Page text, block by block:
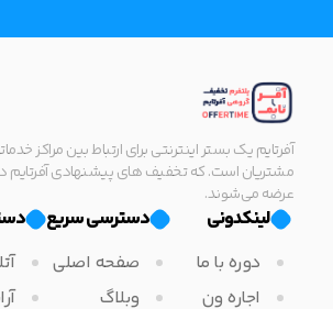
آفرتایم یک بستر اینترنتی برای ارتباط بین مراکز
مشتریان است. که تخفیف های پیشنهادی آفرتایم
عرضه می‌شوند.
لینکدونی
دوره با ما
اجاره ون
دسترسی سریع
صفحه اصلی
وبلاگ